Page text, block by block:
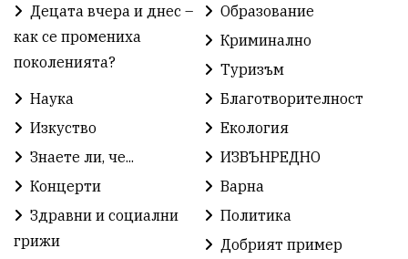
Градски транспорт Нов протест
Безплатни прегледи Волейбол Карин дом
Зелена Енергия Ден на детето
Книги Ветрогенератори Девня
Ден на народните будители Изложба
Детски градини Богоявление
Децата вчера и днес –
как се промениха
поколенията?
Образование
Криминално
Туризъм
Наука
Благотворителност
Изкуство
Екология
Знаете ли, че...
ИЗВЪНРЕДНО
Концерти
Варна
Здравни и социални
грижи
Политика
Добрият пример